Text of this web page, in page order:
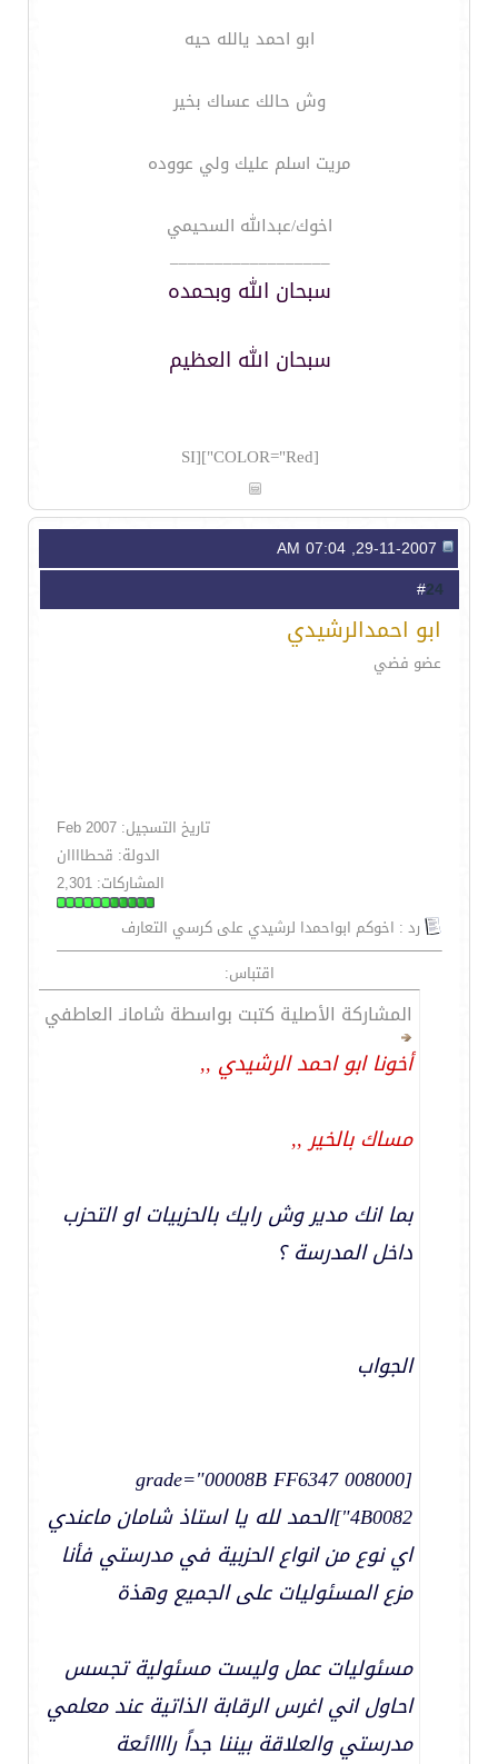
ابو احمد يالله حيه
وش حالك عساك بخير
مريت اسلم عليك ولي عووده
اخوك/عبدالله السحيمي
__________________
سبحان الله وبحمده
سبحان الله العظيم
[COLOR="Red"][SI
24
ابو احمدالرشيدي
عضو فضي
تاريخ التسجيل: Feb 2007
الدولة: قحطاااان
المشاركات: 2,301
رد : اخوكم ابواحمدا لرشيدي على كرسي التعارف
اقتباس:
المشاركة الأصلية كتبت بواسطة شامانـ العاطفي
أخونا ابو احمد الرشيدي ,,
مساك بالخير ,,
بما انك مدير وش رايك بالحزبيات او التحزب
داخل المدرسة ؟
الجواب
[grade="00008B FF6347 008000
4B0082"]الحمد لله يا استاذ شامان ماعندي
اي نوع من انواع الحزبية في مدرستي فأنا
مزع المسئوليات على الجميع وهذة
مسئوليات عمل وليست مسئولية تجسس
احاول اني اغرس الرقابة الذاتية عند معلمي
مدرستي والعلاقة بيننا جداً راااائعة